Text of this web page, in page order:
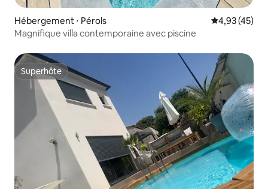
Hébergement ⋅ Pérols Évaluation
4,93 (45)
Magnifique villa contemporaine avec piscine
Superhôte
Superhôte